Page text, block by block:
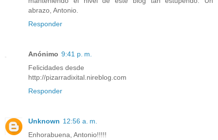
abrazo, Antonio.
Responder
Anónimo 9:41 p. m.
Felicidades desde
http://pizarradixital.nireblog.com
Responder
Unknown 12:56 a. m.
Enhorabuena, Antonio!!!!!